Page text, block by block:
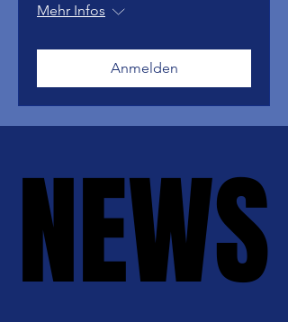
Mehr Infos
Anmelden
NEWS
NEWS